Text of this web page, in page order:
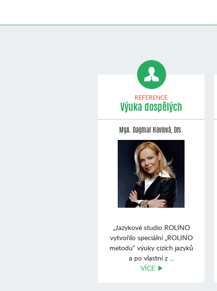
REFERENCE
Výuka dospělých
MgA. Dagmar Havlová, Dis.
„Jazykové studio ROLINO
vytvořilo speciální „ROLINO
metodu“ výuky cizích jazyků
a po vlastní z ...
VÍCE